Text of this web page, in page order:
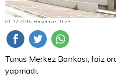
01.12.2016 Perşembe 10:23
Tunus Merkez Bankası, faiz
yapmadı.